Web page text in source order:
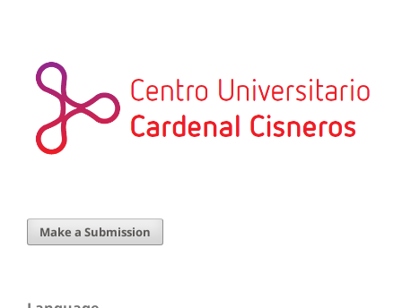
Make a Submission